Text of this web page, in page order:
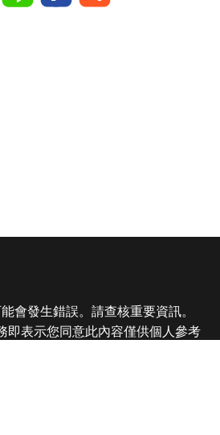
會發生錯誤。請查核重要資訊。
即表示您同意此內容僅供個人參考